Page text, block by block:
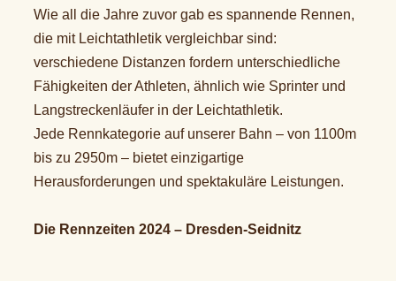
Wie all die Jahre zuvor gab es spannende Rennen,
die mit Leichtathletik vergleichbar sind:
verschiedene Distanzen fordern unterschiedliche
Fähigkeiten der Athleten, ähnlich wie Sprinter und
Langstreckenläufer in der Leichtathletik.
Jede Rennkategorie auf unserer Bahn – von 1100m
bis zu 2950m – bietet einzigartige
Herausforderungen und spektakuläre Leistungen.
Die Rennzeiten 2024 – Dresden-Seidnitz